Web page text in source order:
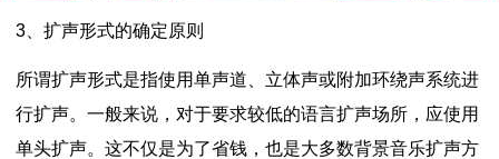
3、扩声形式的确定原则
所谓扩声形式是指使用单声道、立体声或附加环绕声系统进
行扩声。一般来说，对于要求较低的语言扩声场所，应使用
单头扩声。这不仅是为了省钱，也是大多数背景音乐扩声方